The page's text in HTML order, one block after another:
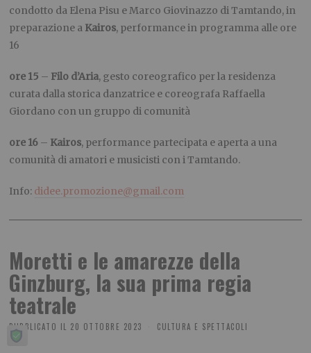
condotto da Elena Pisu e Marco Giovinazzo di Tamtando, in
preparazione a Kairos, performance in programma alle ore
16
ore 15 – Filo d’Aria, gesto coreografico per la residenza
curata dalla storica danzatrice e coreografa Raffaella
Giordano con un gruppo di comunità
ore 16 – Kairos, performance partecipata e aperta auna
comunità di amatori e musicisti con i Tamtando.
Info: didee.promozione@gmail.com
Moretti e le amarezze della
Ginzburg, la sua prima regia
teatrale
PUBBLICATO IL 20 OTTOBRE 2023 CULTURA E SPETTACOLI